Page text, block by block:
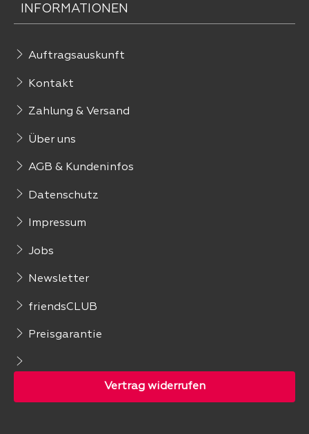
INFORMATIONEN
Auftragsauskunft
Kontakt
Zahlung & Versand
Über uns
AGB & Kundeninfos
Datenschutz
Impressum
Jobs
Newsletter
friendsCLUB
Preisgarantie